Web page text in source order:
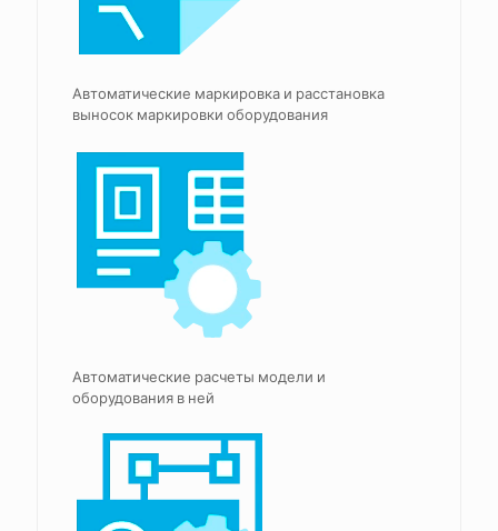
Автоматические маркировка и расстановка
выносок маркировки оборудования
Автоматические расчеты модели и
оборудования в ней